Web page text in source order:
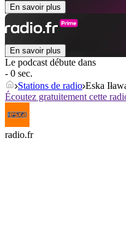
En savoir plus
En savoir plus
Le podcast débute dans
- 0 sec.
Stations de radio Eska
Écoutez gratuitement cette
radio.fr